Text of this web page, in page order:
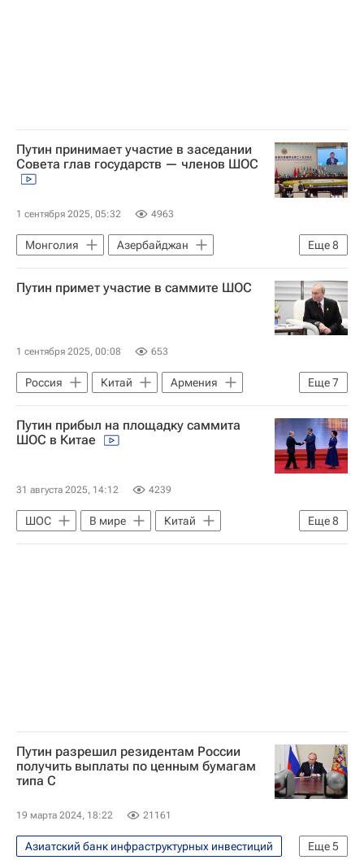
Путин принимает участие в заседании
Совета глав государств — членов ШОС
1 сентября 2025, 05:32 4963
Еще8
Монголия
Азербайджан
Армения
Си Цзиньпин
ШОС
ООН
В мире
Владимир Путин
Саммит ШОС в Китае в 2025 году
Путин примет участие в саммите ШОС
1 сентября 2025, 00:08 653
Еще7
Россия Китай
Армения
Владимир Путин
Юрий Ушаков
Никол Пашинян
ШОС
ООН
Саммит ШОС в Китае в 2025 году
Путин прибыл на площадку саммита
ШОС в Китае
31 августа 2025, 14:12 4239
Еще8
ШОС В мире
Китай
Саммит ШОС в Китае в 2025 году
Путин разрешил резидентам России
получить выплаты по ценным бумагам
типа С
19 марта 2024, 18:22 21161
Еще5
Азиатский банк инфраструктурных инвестиций